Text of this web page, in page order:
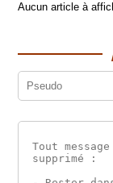
Aucun article à